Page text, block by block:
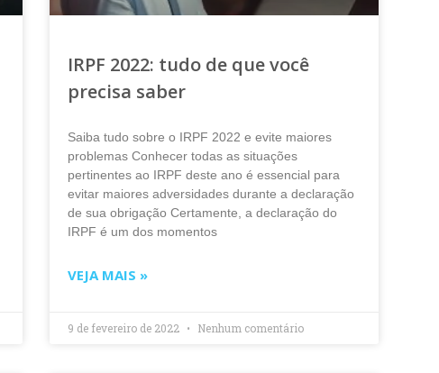
IRPF 2022: tudo de que você
precisa saber
Saiba tudo sobre o IRPF 2022 e evite maiores
problemas Conhecer todas as situações
pertinentes ao IRPF deste ano é essencial para
evitar maiores adversidades durante a declaração
de sua obrigação Certamente, a declaração do
IRPF é um dos momentos
VEJA MAIS »
9 de fevereiro de 2022 Nenhum comentário